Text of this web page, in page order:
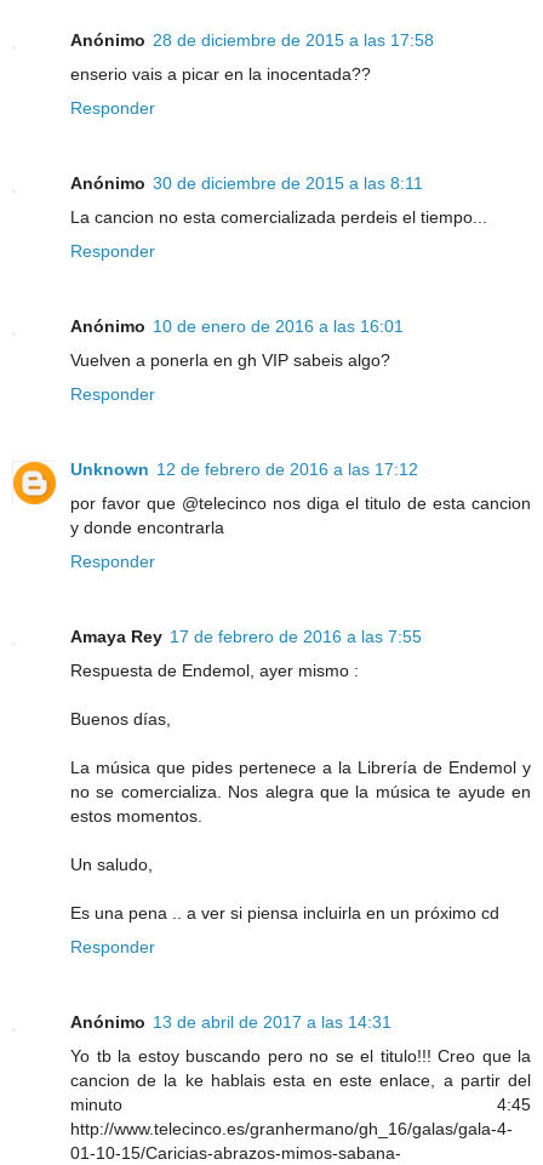
Anónimo 28 de diciembre de 2015 a las 17:58
enserio vais a picar en la inocentada??
Responder
Anónimo 30 de diciembre de 2015 a las 8:11
La cancion no esta comercializada perdeis el tiempo...
Responder
Anónimo 10 de enero de 2016 a las 16:01
Vuelven a ponerla en gh VIP sabeis algo?
Responder
Unknown 12 de febrero de 2016 a las 17:12
por favor que @telecinco nos diga el titulo de esta cancion
y donde encontrarla
Responder
Amaya Rey 17 de febrero de 2016 a las 7:55
Respuesta de Endemol, ayer mismo :
Buenos días,
La música que pides pertenece a la Librería de Endemol y
no se comercializa. Nos alegra que la música te ayude en
estos momentos.
Un saludo,
Es una pena .. a ver si piensa incluirla en un próximo cd
Responder
Anónimo 13 de abril de 2017 a las 14:31
Yo tb la estoy buscando pero no se el titulo!!! Creo que la
cancion de la ke hablais esta en este enlace, a partir del
minuto 4:45
http://www.telecinco.es/granhermano/gh_16/galas/gala-4-
01-10-15/Caricias-abrazos-mimos-sabana-